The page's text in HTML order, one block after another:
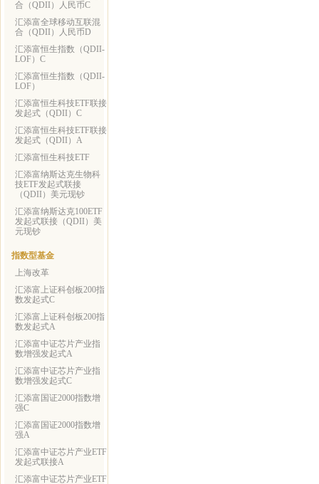
合（QDII）人民币C
汇添富全球移动互联混
合（QDII）人民币D
汇添富恒生指数（QDII-
LOF）C
汇添富恒生指数（QDII-
LOF）
汇添富恒生科技ETF联接
发起式（QDII）C
汇添富恒生科技ETF联接
发起式（QDII）A
汇添富恒生科技ETF
汇添富纳斯达克生物科
技ETF发起式联接
（QDII）美元现钞
汇添富纳斯达克100ETF
发起式联接（QDII）美
元现钞
指数型基金
上海改革
汇添富上证科创板200指
数发起式C
汇添富上证科创板200指
数发起式A
汇添富中证芯片产业指
数增强发起式A
汇添富中证芯片产业指
数增强发起式C
汇添富国证2000指数增
强C
汇添富国证2000指数增
强A
汇添富中证芯片产业ETF
发起式联接A
汇添富中证芯片产业ETF